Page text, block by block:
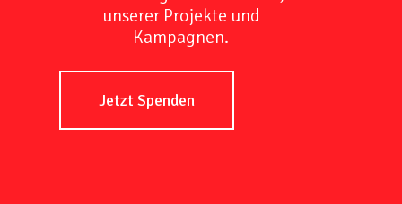
unserer Projekte und
Kampagnen.
Jetzt Spenden